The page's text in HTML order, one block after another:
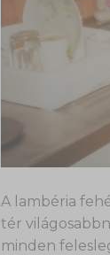
A lambéria
tér
minden